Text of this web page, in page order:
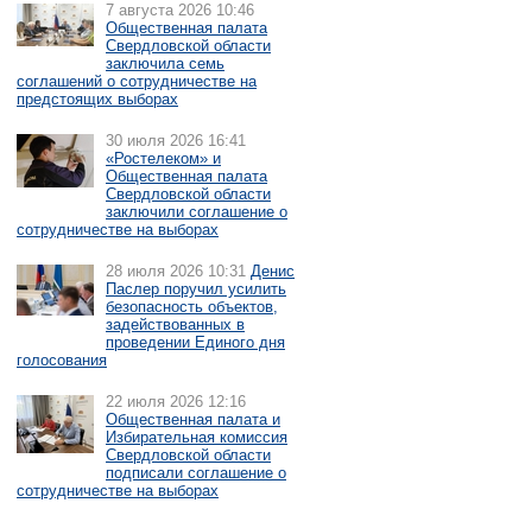
7 августа 2026 10:46
Общественная палата
Свердловской области
заключила семь
соглашений о сотрудничестве на
предстоящих выборах
30 июля 2026 16:41
«Ростелеком» и
Общественная палата
Свердловской области
заключили соглашение о
сотрудничестве на выборах
28 июля 2026 10:31 Денис
Паслер поручил усилить
безопасность объектов,
задействованных в
проведении Единого дня
голосования
22 июля 2026 12:16
Общественная палата и
Избирательная комиссия
Свердловской области
подписали соглашение о
сотрудничестве на выборах